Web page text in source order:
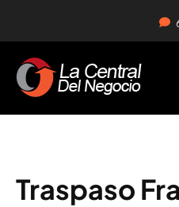
content
Negocios en Traspaso
Traspaso